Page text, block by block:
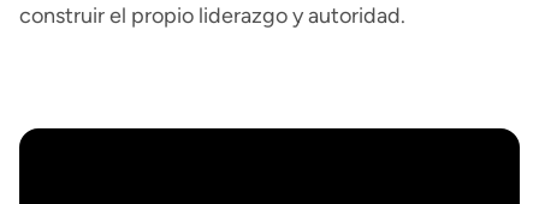
construir el propio liderazgo y autoridad.